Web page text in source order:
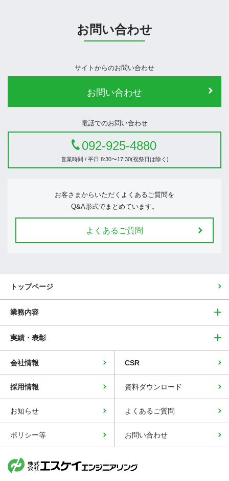
お問い合わせ
サイトからのお問い合わせ
お問い合わせ
電話でのお問い合わせ
092-925-4880
営業時間 / 平日 8:30〜17:30(祝祭日は除く)
お客さまからいただくよくあるご質問を
Q&A形式でまとめています。
よくあるご質問
トップページ
業務内容
実績・表彰
会社情報 CSR
採用情報 資料ダウンロード
お知らせ よくあるご質問
ポリシー等 お問い合わせ